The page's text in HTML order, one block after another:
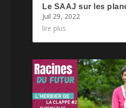
Le SAAJ sur les
Juil 29, 2022
lire plus